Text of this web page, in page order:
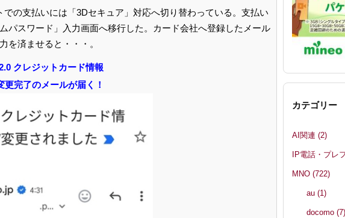
の支払いには「3Dセキュア」対応へ切り替わっている。支払い
パスワード」入力画面へ移行した。カード会社へ登録したメール
を済ませると・・・。
クレジットカード情報
更完了のメールが届く！
カテゴリー
AI関連 (2)
IP電話・プレ
MNO (722)
au(1)
docomo(7)